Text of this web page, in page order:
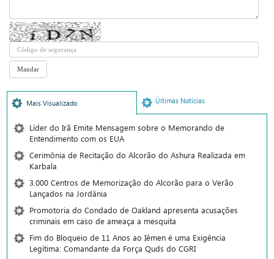
Mais Visualizado Últimas Notícias
Líder do Irã Emite Mensagem sobre o Memorando de
Entendimento com os EUA
Cerimônia de Recitação do Alcorão do Ashura Realizada em
Karbala
3.000 Centros de Memorização do Alcorão para o Verão
Lançados na Jordânia
Promotoria do Condado de Oakland apresenta acusações
criminais em caso de ameaça a mesquita
Fim do Bloqueio de 11 Anos ao Iêmen é uma Exigência
Legítima: Comandante da Força Quds do CGRI